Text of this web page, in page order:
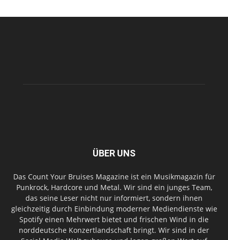
ÜBER UNS
Das Count Your Bruises Magazine ist ein Musikmagazin für
Punkrock, Hardcore und Metal. Wir sind ein junges Team,
das seine Leser nicht nur informiert, sondern ihnen
gleichzeitig durch Einbindung moderner Mediendienste wie
Spotify einen Mehrwert bietet und frischen Wind in die
norddeutsche Konzertlandschaft bringt. Wir sind in der